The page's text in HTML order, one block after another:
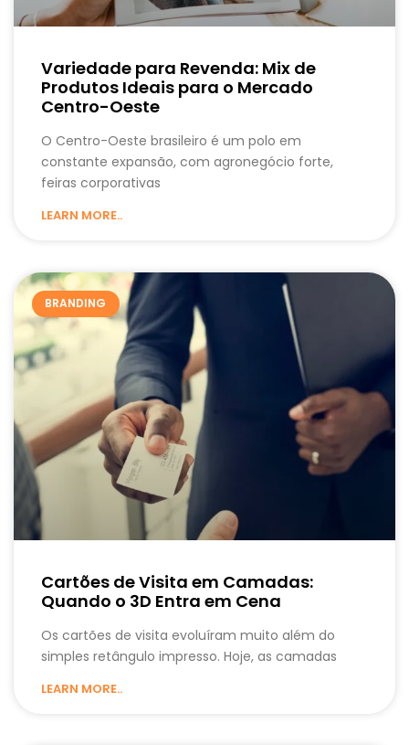
Variedade para Revenda: Mix de
Produtos Ideais para o Mercado
Centro-Oeste
O Centro-Oeste brasileiro é um polo em
constante expansão, com agronegócio forte,
feiras corporativas
LEARN MORE..
BRANDING
Cartões de Visita em Camadas:
Quando o 3D Entra em Cena
Os cartões de visita evoluíram muito além do
simples retângulo impresso. Hoje, as camadas
LEARN MORE..